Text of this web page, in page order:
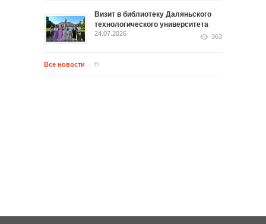
Визит в библиотеку Даляньского
технологического университета
24.07.2026 363
Все новости